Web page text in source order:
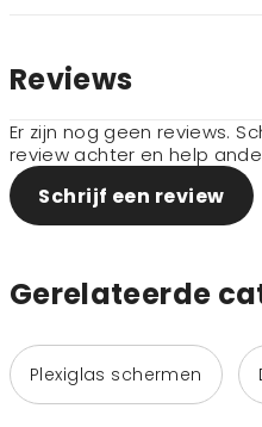
Reviews
Er zijn nog geen reviews.
review achter en help
Schrijf een review
Gerelateerde
Plexiglas schermen